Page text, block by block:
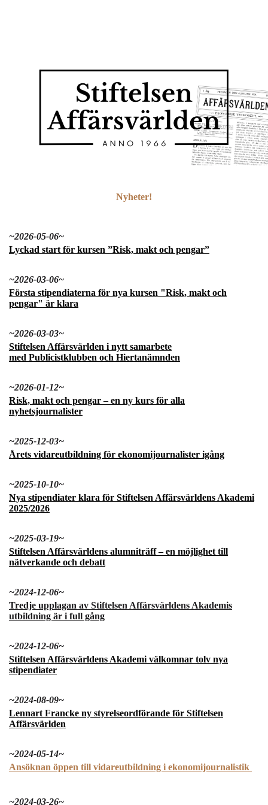
Nyheter!
~2026-05-06~
Lyckad start för kursen ”Risk, makt och pengar”
~2026-03-06~
Första stipendiaterna för nya kursen "Risk, makt och
pengar" är klara
~2026-03-03~
Stiftelsen Affärsvärlden i nytt samarbete
med Publicistklubben och Hiertanämnden
~2026-01-12~
Risk, makt och pengar – en ny kurs för alla
nyhetsjournalister
~2025-12-03~
Årets vidareutbildning för ekonomijournalister igång
~2025-10-10~
Nya stipendiater klara för Stiftelsen Affärsvärldens Akademi
2025/2026
~2025-03-19~
Stiftelsen Affärsvärldens alumniträff – en möjlighet till
nätverkande och debatt
~2024-12-06~
Tredje upplagan av Stiftelsen Affärsvärldens Akademis
utbildning är i full gång
~2024-12-06~
Stiftelsen Affärsvärldens Akademi välkomnar tolv nya
stipendiater
~2024-08-09~
Lennart Francke ny styrelseordförande för Stiftelsen
Affärsvärlden
~2024-05-14~
Ansöknan öppen till vidareutbildning i ekonomijournalistik
~2024-03-26~